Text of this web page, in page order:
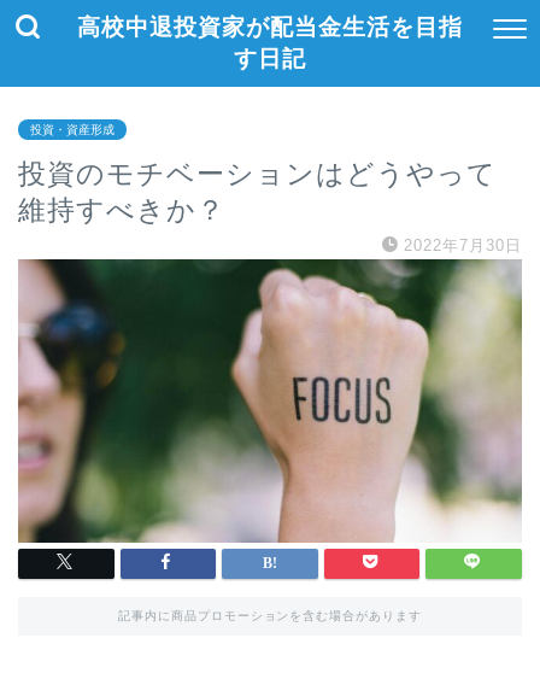
高校中退投資家が配当金生活を目指
す日記
投資・資産形成
投資のモチベーションはどうやって
維持すべきか？
2022年7月30日
記事内に商品プロモーションを含む場合があります